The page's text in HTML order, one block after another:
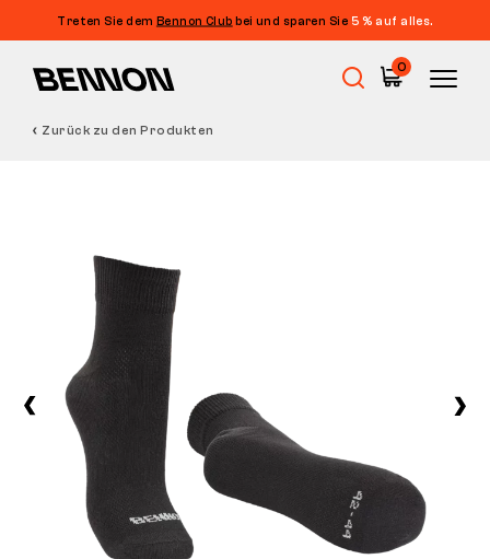
Treten Sie dem Bennon Club bei und sparen Sie 5 % auf alles.
0
Barfußschuhe
Outdoor
Freizeitschuhe
Tactical
Zurück zu den Produkten